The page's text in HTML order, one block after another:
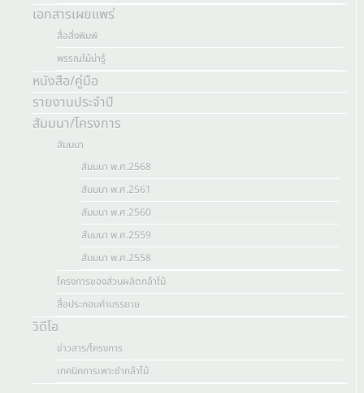
เอกสารเผยแพร่
สื่อสิ่งพิมพ์
พรรณไม้น่ารู้
หนังสือ/คู่มือ
รายงานประจำปี
สัมมนา/โครงการ
สัมมนา
สัมมนา พ.ศ.2568
สัมมนา พ.ศ.2561
สัมมนา พ.ศ.2560
สัมมนา พ.ศ.2559
สัมมนา พ.ศ.2558
โครงการของส่วนผลิตกล้าไม้
สื่อประกอบคำบรรยาย
วิดีโอ
ข่าวสาร/โครงการ
เทคนิคการเพาะชำกล้าไม้